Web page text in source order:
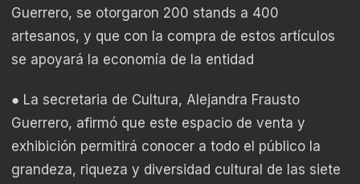
Guerrero, se otorgaron 200 stands a 400
artesanos, y que con la compra de estos artículos
se apoyará la economía de la entidad
● La secretaria de Cultura, Alejandra Frausto
Guerrero, afirmó que este espacio de venta y
exhibición permitirá conocer a todo el público la
grandeza, riqueza y diversidad cultural de las siete